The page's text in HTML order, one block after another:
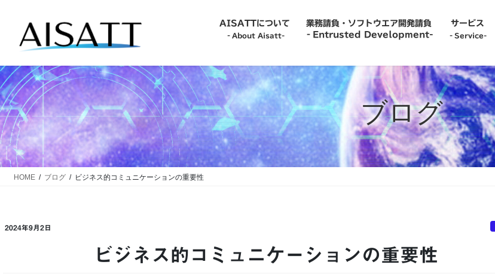
ツ
へ
ス
キ
ッ
プ
シ
ョ
ン
に
移
動
AISATTについて
‐About Aisatt-
‐About Aisatt-
‐Philosophy-
‐Action Guideline-
業務請負・ソフトウエア開発請負
‐Entrusted Development-
サービス
‐Service-
‐Service-
‐Temp to Perm-
‐Information System Administrator-
ブログ
HOME ブログ ビジネス的コミュニケーションの重要性
2024年9月2日
ビジネス的コミュニケーションの重要性